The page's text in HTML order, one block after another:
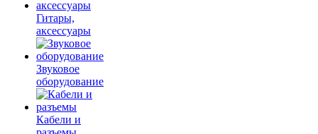
Гитары,
аксессуары
Звуковое
оборудование
Кабели и